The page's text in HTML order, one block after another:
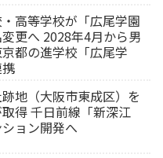
高等学校が「広尾学園
更へ 2028年4月から男
都の進学校「広尾学
地（大阪市東成区）を
得 千日前線「新深江
ョン開発へ